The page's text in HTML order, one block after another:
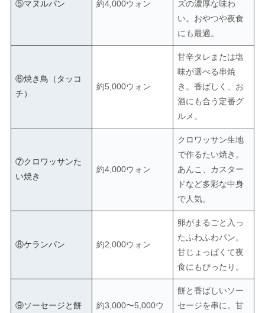
⑤マヌルパン 約4,000ウォン
ズの濃厚な味わ
い。おやつや夜食
にも最適。
⑥焼き鳥（タッコ
チ）
約5,000ウォン
甘辛タレまたは塩
味が選べる串焼
き。香ばしく、お
酒にも合う定番グ
ルメ。
⑦クロワッサンた
い焼き
約4,000ウォン
クロワッサン生地
で作るたい焼き。
あんこ、カスター
ドなど多彩な中身
で人気。
⑧ケランパン 約2,000ウォン
卵がまるごと入っ
たふわふわパン。
甘じょっぱくて夜
食にもぴったり。
⑨ソーセージと餅
約3,000〜5,000ウ
餅と香ばしいソー
セージを串に。甘